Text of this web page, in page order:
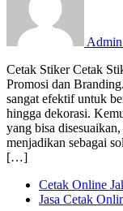
Cetak Stiker Cetak
Promosi dan
sangat efektif untuk
hingga dekorasi.
yang bisa
menjadikan sebagai
[…]
Cetak Online
Jasa Cetak